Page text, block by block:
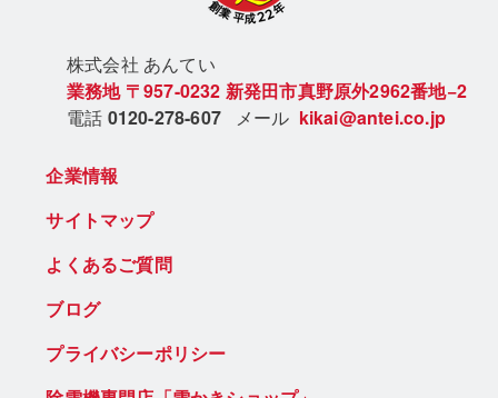
株式会社 あんてい
業務地 〒957-0232 新発田市真野原外2962番地−2
電話 0120-278-607 メール kikai@antei.co.jp
企業情報
サイトマップ
よくあるご質問
ブログ
プライバシーポリシー